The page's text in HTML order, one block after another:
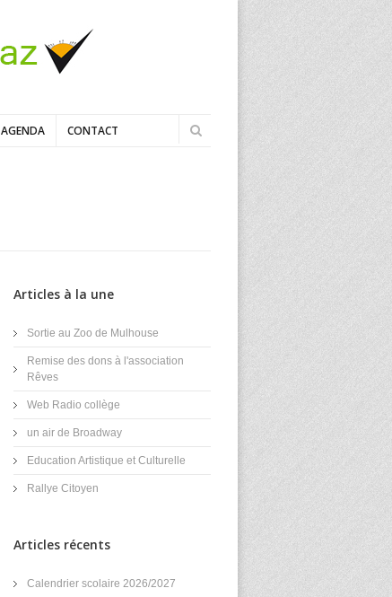
AGENDA CONTACT
Articles à la une
Sortie au Zoo de Mulhouse
Remise des dons à l'association
Rêves
Web Radio collège
un air de Broadway
Education Artistique et Culturelle
Rallye Citoyen
Articles récents
Calendrier scolaire 2026/2027